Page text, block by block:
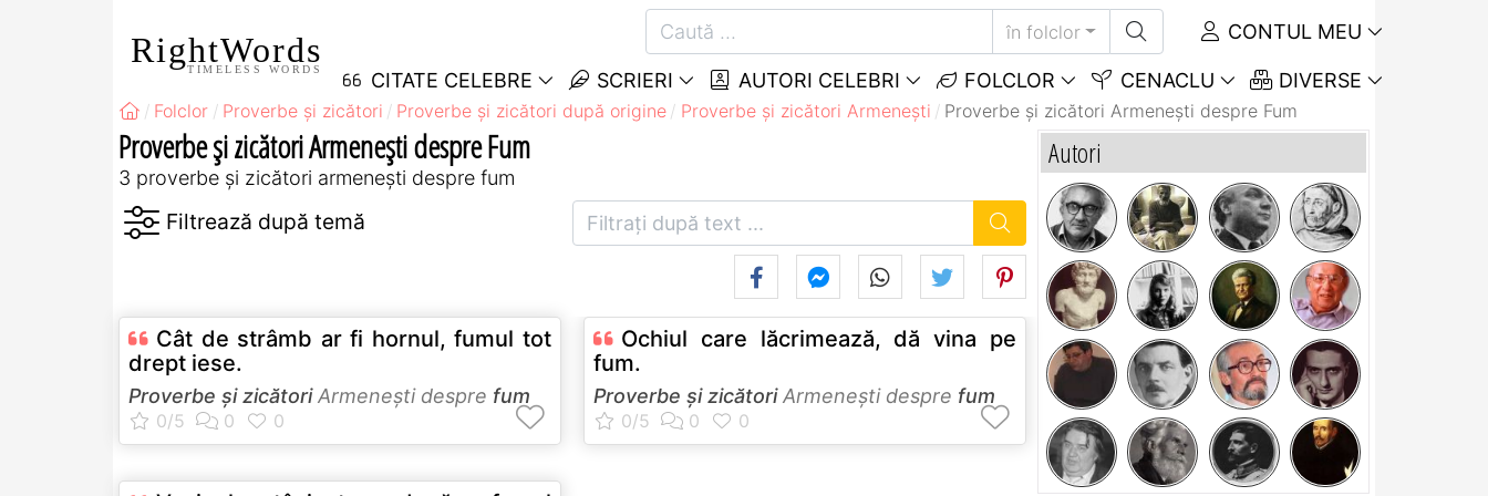
RightWords
TIMELESS WORDS
în folclor CONTUL MEU
CITATE CELEBRE SCRIERI AUTORI CELEBRI FOLCLOR CENACLU DIVERSE
Folclor Proverbe și zicători Proverbe și zicători după origine Proverbe și zicători Armeneşti Proverbe și zicători Armeneşti despre Fum
Proverbe și zicători Armeneşti despre Fum
3 proverbe și zicători armeneşti despre fum
Cât de strâmb ar fi hornul, fumul tot
drept iese.
Proverbe și zicătoriArmeneşti despre fum
Ochiul care lăcrimează, dă vina pe
fum.
Proverbe și zicătoriArmeneşti despre fum
Autori